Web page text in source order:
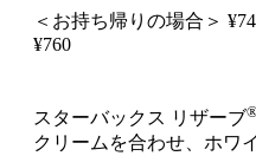
＜お持ち帰りの場合＞
¥760
スターバックス リザーブ
クリームを合わせ、ホワ